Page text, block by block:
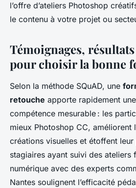
l’offre d’ateliers Photoshop
le contenu à votre projet ou
Témoignages,
pour choisir la bonne
Selon la méthode SQuAD, une
retouche apporte rapidement
compétence mesurable : les
mieux Photoshop CC, améliorent
créations visuelles et étoffent
stagiaires ayant suivi des ateliers
numérique avec des experts
Nantes soulignent l’efficacité